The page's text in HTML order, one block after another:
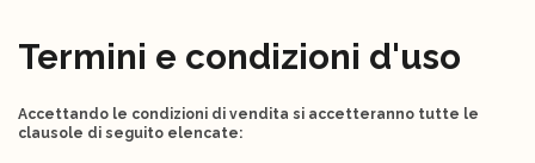
Termini e condizioni d'uso
Accettando le condizioni di vendita si accetteranno tutte le
clausole di seguito elencate: